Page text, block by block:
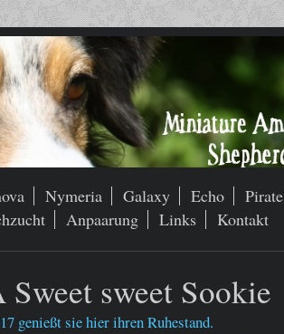
Nymeria Galaxy Echo
Pirate
Anpaarung Links Kontakt
sweet Sookie
genießt sie hier ihren Ruhestand.